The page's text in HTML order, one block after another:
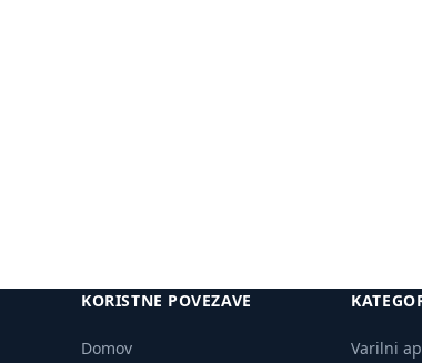
KORISTNE POVEZAVE
Domov Varilni